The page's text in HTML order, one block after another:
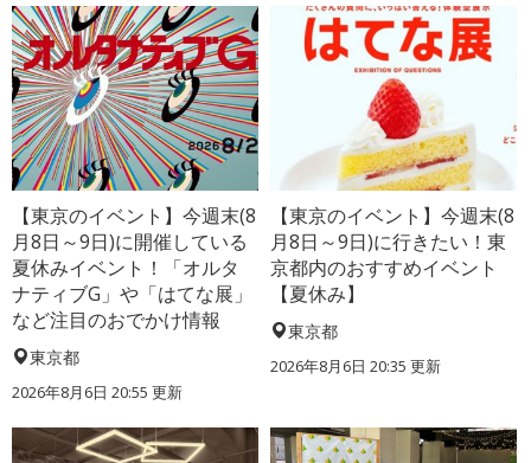
【東京のイベント】今週末(8
月8日～9日)に開催している
夏休みイベント！「オルタ
ナティブG」や「はてな展」
など注目のおでかけ情報
東京都
2026年8月6日 20:55 更新
【東京のイベント】今週末(8
月8日～9日)に行きたい！東
京都内のおすすめイベント
【夏休み】
東京都
2026年8月6日 20:35 更新